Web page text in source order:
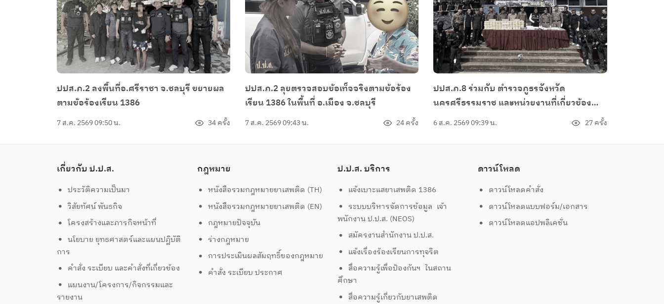
ปปส.ภ.2 ลงพื้นที่อ.ศรีราชา จ.ชลบุรี ขยายผล
ตามข้อร้องเรียน 1386
7 ส.ค. 2569 09:50 น. 34 ครั้ง
ปปส.ภ.2 ลุยตรวจสอบข้อเท็จจริงตามข้อร้อง
เรียน 1386 ในพื้นที่ อ.เมือง จ.ชลบุรี
7 ส.ค. 2569 09:43 น. 24 ครั้ง
ปปส.ภ.8 ร่วมกับ ตำรวจภูธรจังหวัด
นครศรีธรรมราช และหน่วยงานที่เกี่ยวข้อง
ปฏิบัติการยุทธการทลายเครือข่ายยาเสพติด
กระสอบ) อีกทั้ง นำหมายค้นของศาลจังหวัด
ทุ่งสง ตรวจค้นบ้านของผู้ต้องหา ซึ่งหลบหนี
ตามหมายจับของศาลจังหวัดทุ่งสง พร้อม
ตรวจค้นพบของกลาง ไอซ์ น้ำหนัก 2.154
กิโลกรัม อาวุธปืนลูกซองยาว จำนวน 2
6 ส.ค. 2569 09:39 น. 27 ครั้ง
เกี่ยวกับ ป.ป.ส.
ประวัติความเป็นมา
วิสัยทัศน์ พันธกิจ
โครงสร้างและภารกิจหน้าที่
นโยบาย ยุทธศาสตร์และแผนปฏิบัติ
การ
คำสั่ง ระเบียบ และคำสั่งที่เกี่ยวข้อง
แผนงาน/โครงการ/กิจกรรมและ
รายงาน
กฎหมาย
หนังสือรวมกฎหมายยาเสพติด (TH)
หนังสือรวมกฎหมายยาเสพติด (EN)
กฎหมายปัจจุบัน
ร่างกฎหมาย
การประเมินผลสัมฤทธิ์ของกฎหมาย
คำสั่ง ระเบียบ ประกาศ
ป.ป.ส. บริการ
แจ้งเบาะแสยาเสพติด 1386
ระบบบริหารจัดการข้อมูล เจ้า
พนักงาน ป.ป.ส. (NEOS)
สมัครงานสำนักงาน ป.ป.ส.
แจ้งเรื่องร้องเรียนการทุจริต
สื่อความรู้เพื่อป้องกันฯ ในสถาน
ศึกษา
สื่อความรู้เกี่ยวกับยาเสพติด
ดาวน์โหลด
ดาวน์โหลดคำสั่ง
ดาวน์โหลดแบบฟอร์ม/เอกสาร
ดาวน์โหลดแอปพลิเคชั่น